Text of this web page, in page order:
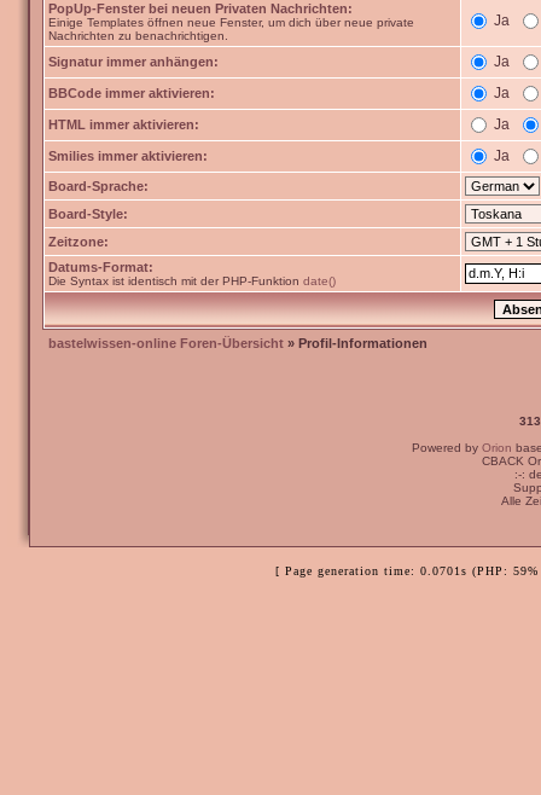
PopUp-Fenster bei neuen Privaten Nachrichten:
Einige Templates öffnen neue Fenster, um dich über neue private
Nachrichten zu benachrichtigen.
Ja
Signatur immer anhängen: Ja
BBCode immer aktivieren: Ja
HTML immer aktivieren: Ja
Smilies immer aktivieren: Ja
Board-Sprache:
Board-Style:
Zeitzone:
Datums-Format:
Die Syntax ist identisch mit der PHP-Funktion date()
bastelwissen-online Foren-Übersicht » Profil-Informationen
Powered by Orion
CBACK
:-:
Alle
[ Page generation time: 0.0701s (PHP: